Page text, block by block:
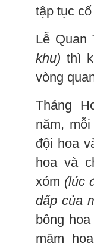
tập tục
Lễ Quan
khu) thì
vòng
Tháng
năm,
đội hoa
hoa và
xóm (lúc
dấp của
bông
mâm